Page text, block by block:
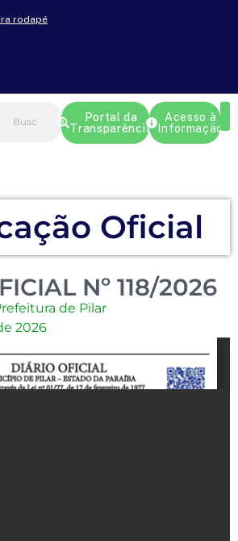
rodapé
Portal da
Transparência
Acesso à
Informação
Oficial
Nº 118/2026
de Pilar
2026